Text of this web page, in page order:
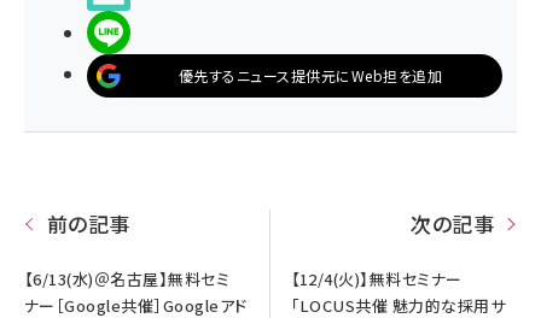
優先するニュース提供元にWeb担を追加
前の記事
【6/13(水)＠名古屋】無料セミ
ナー［Google共催］Googleアド
次の記事
【12/4(火)】無料セミナー
「LOCUS共催 魅力的な採用サ